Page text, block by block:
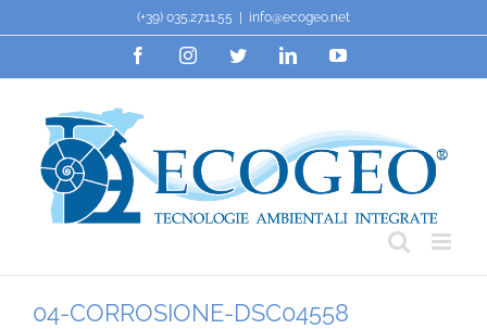
al
(+39) 035.27.11.55 info@ecogeo.net
FacebookInstagramTwitterLinkedInYouTube
04-CORROSIONE-DSC04558